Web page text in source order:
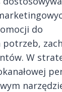
do
potrzeb,
W